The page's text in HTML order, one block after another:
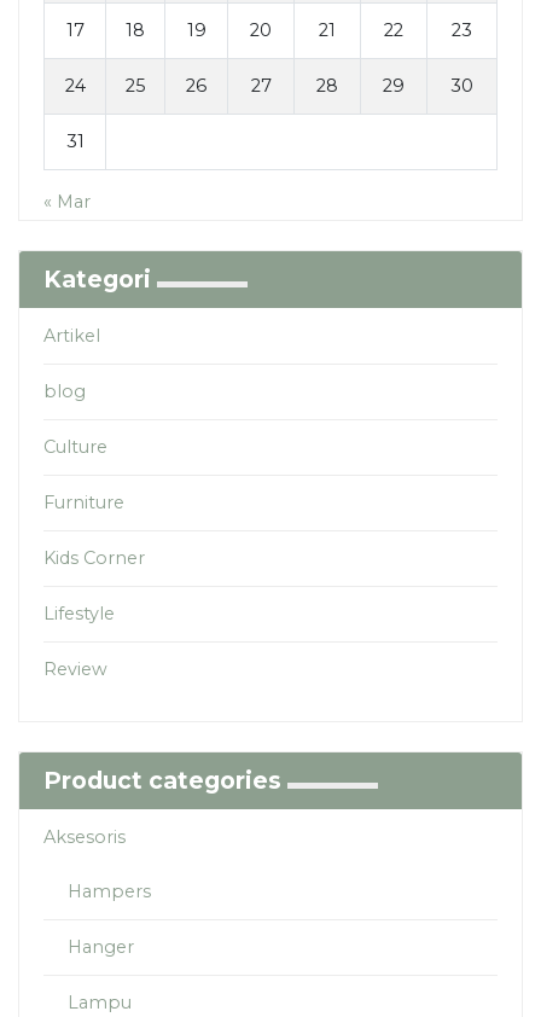
17 18 19 20 21 22 23
24 25 26 27 28 29 30
31
« Mar
Kategori
Artikel
blog
Culture
Furniture
Kids Corner
Lifestyle
Review
Product categories
Aksesoris
Hampers
Hanger
Lampu